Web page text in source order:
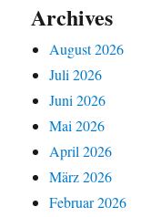
Archives
August 2026
Juli 2026
Juni 2026
Mai 2026
April 2026
März 2026
Februar 2026